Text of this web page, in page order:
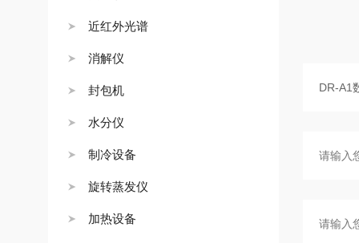
近红外光谱
消解仪
封包机
水分仪
制冷设备
旋转蒸发仪
加热设备